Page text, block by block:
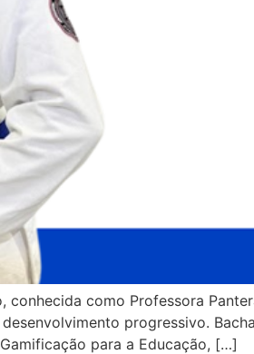
conhecida como Professora
progressivo.
para a Educação, […]